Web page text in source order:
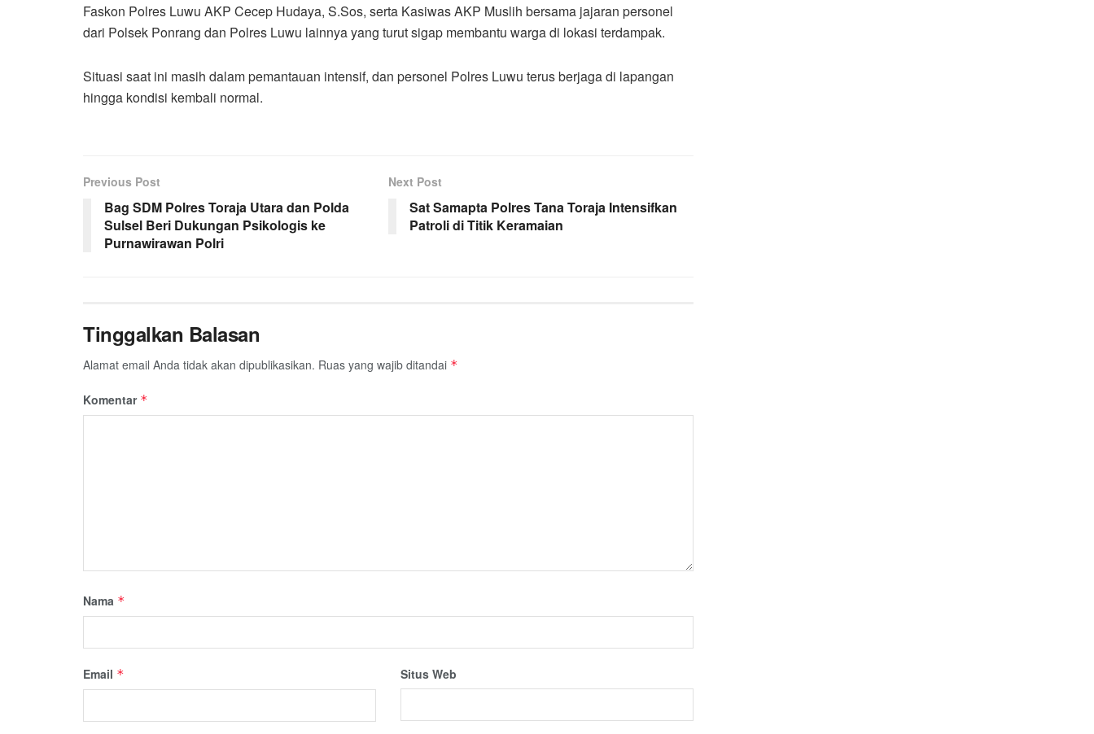
Faskon Polres Luwu AKP Cecep Hudaya, S.Sos, serta Kasiwas AKP Muslih bersama jajaran personel
dari Polsek Ponrang dan Polres Luwu lainnya yang turut sigap membantu warga di lokasi terdampak.
Situasi saat ini masih dalam pemantauan intensif, dan personel Polres Luwu terus berjaga di lapangan
hingga kondisi kembali normal.
Previous Post
Bag SDM Polres Toraja Utara dan Polda
Sulsel Beri Dukungan Psikologis ke
Purnawirawan Polri
Next Post
Sat Samapta Polres Tana Toraja Intensifkan
Patroli di Titik Keramaian
Tinggalkan Balasan
Alamat email Anda tidak akan dipublikasikan. Ruas yang wajib ditandai *
Komentar *
Nama *
Email * Situs Web